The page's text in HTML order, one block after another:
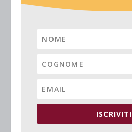
ISCRIVITI